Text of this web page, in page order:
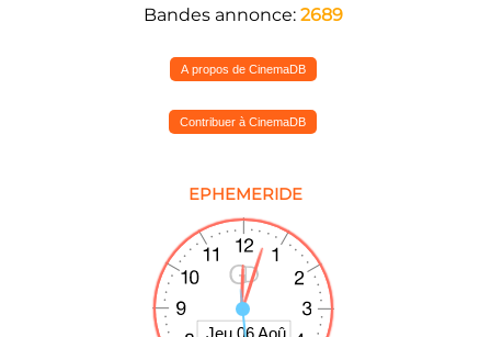
Bandes annonce: 2689
A propos de CinemaDB
Contribuer à CinemaDB
EPHEMERIDE